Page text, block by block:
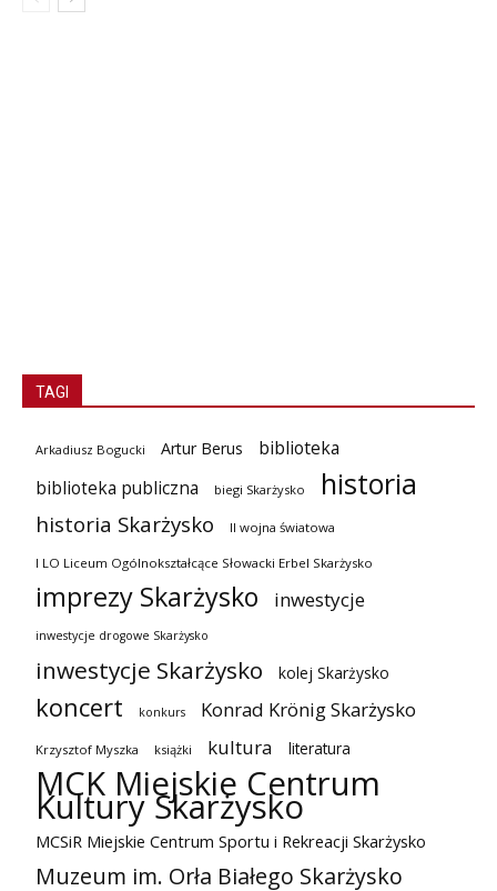
TAGI
Arkadiusz Bogucki Artur Berus
biblioteka
biblioteka publiczna
biegi Skarżysko historia
historia Skarżysko II wojna światowa
I LO Liceum Ogólnokształcące Słowacki Erbel Skarżysko
imprezy Skarżysko inwestycje
inwestycje drogowe Skarżysko
inwestycje Skarżysko kolej Skarżysko
koncert konkurs Konrad Krönig Skarżysko
Krzysztof Myszka książki kultura literatura
MCK Miejskie Centrum
Kultury Skarżysko
MCSiR Miejskie Centrum Sportu i Rekreacji Skarżysko
Muzeum im. Orła Białego Skarżysko